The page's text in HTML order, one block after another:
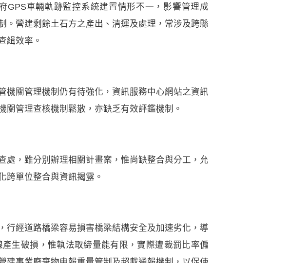
GPS車輛軌跡監控系統建置情形不一，影響管理成
。營建剩餘土石方之產出、清運及處理，常涉及跨縣
緝效率。
機關管理機制仍有待強化，資訊服務中心網站之資訊
管理查核機制鬆散，亦缺乏有效評鑑機制。
處，雖分別辦理相關計畫案，惟尚缺整合與分工，允
跨單位整合與資訊揭露。
行經道路橋梁容易損害橋梁結構安全及加速劣化，導
生破損，惟執法取締量能有限，實際遭裁罰比率偏